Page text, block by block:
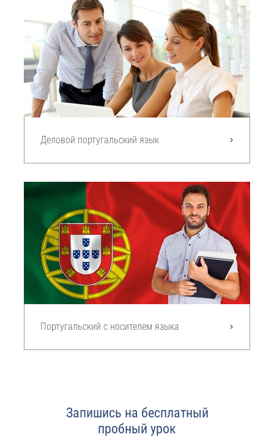
Деловой португальский язык
Португальский с носителем языка
Запишись на бесплатный
пробный урок